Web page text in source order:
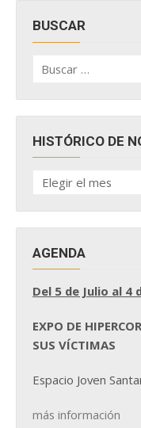
BUSCAR
por:
HISTÓRICO DE
HISTÓRICO
DE
AGENDA
Del 5 de Julio al 4
EXPO DE
SUS VÍCTIMAS
Espacio Joven
más información